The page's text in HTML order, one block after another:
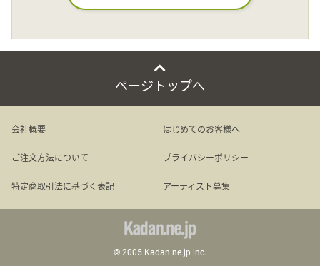
日本語
English
ページトップへ
会社概要 はじめてのお客様へ
ご注文方法について プライバシーポリシー
特定商取引法に基づく表記 アーティスト募集
© 2005 Kadan.ne.jp inc.